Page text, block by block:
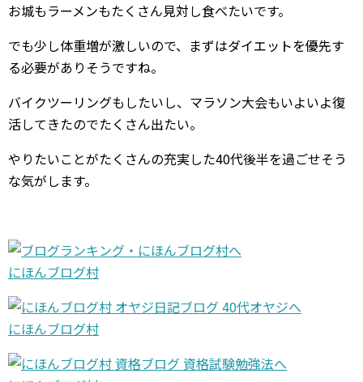
お城もラーメンもたくさん見対し食べたいです。
でも少し体重増が激しいので、まずはダイエットを優先す
る必要がありそうですね。
バイクツーリングもしたいし、マラソン大会もいよいよ復
活してきたのでたくさん出たい。
やりたいことがたくさんの充実した40代後半を過ごせそう
な気がします。
にほんブログ村
にほんブログ村